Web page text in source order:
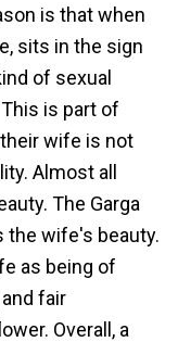
is that when
sits in the sign
of sexual
is part of
wife is not
Almost all
The Garga
the wife's beauty.
as being of
fair
Overall, a